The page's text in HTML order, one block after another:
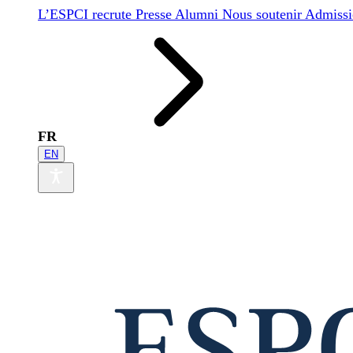
L’ESPCI recrute Presse Alumni Nous soutenir
FR
EN